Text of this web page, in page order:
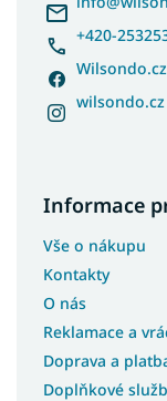
+420-
Wilsondo.cz
wilsondo.cz
Informace
Vše o nákupu
Kontakty
O nás
Reklamace a
Doprava a
Doplňkové